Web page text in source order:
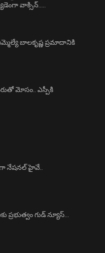
వాక్సిన్…..
బాలకృష్ణ ప్రమాదానికి
మోసం.. ఎస్పీకి
నేషనల్ హైవే..
గుడ్ న్యూస్…